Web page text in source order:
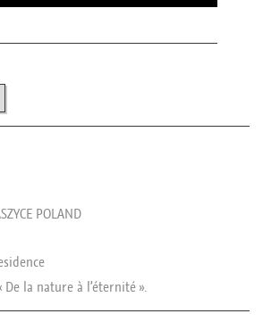
POLAND
De la nature à l’éternité ».